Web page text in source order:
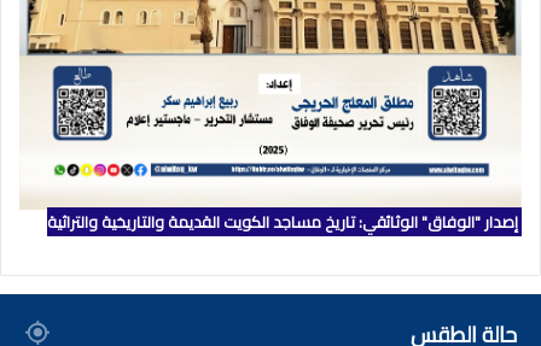
إصدار "الوفاق" الوثائقي: تاريخ مساجد الكويت القديمة والتاريخية والتراثية
حالة الطقس